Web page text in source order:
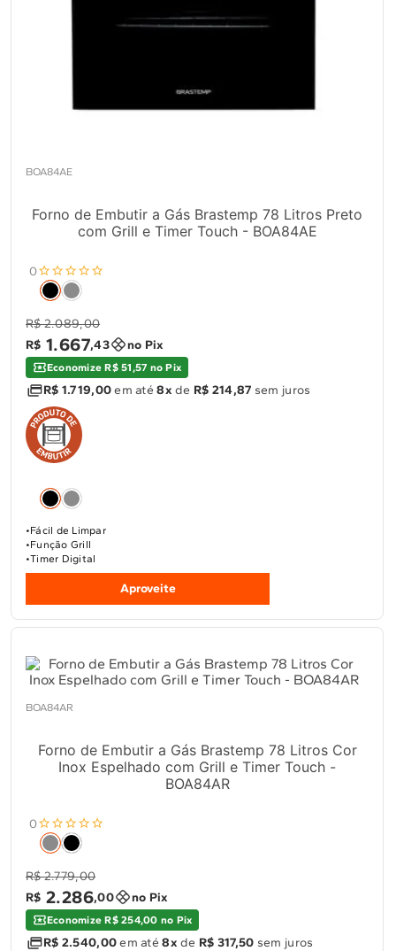
BOA84AE
Forno de Embutir a Gás Brastemp 78 Litros Preto
com Grill e Timer Touch - BOA84AE
0
R$ 2.089,00
R$ 1.667,43 no Pix
Economize R$ 51,57 no Pix
R$ 1.719,00em até8x de R$ 214,87 sem juros
Fácil de Limpar
Função Grill
Timer Digital
Aproveite
BOA84AR
Forno de Embutir a Gás Brastemp 78 Litros Cor
Inox Espelhado com Grill e Timer Touch -
BOA84AR
0
R$ 2.779,00
R$ 2.286,00 no Pix
Economize R$ 254,00 no Pix
R$ 2.540,00em até8x de R$ 317,50 sem juros